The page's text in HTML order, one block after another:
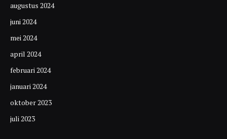
augustus 2024
juni 2024
mei 2024
april 2024
februari 2024
januari 2024
oktober 2023
juli 2023